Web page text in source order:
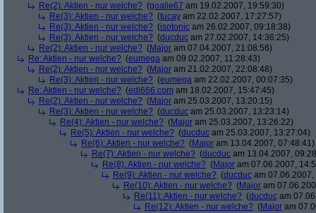
Re(2): Aktien - nur welche? (goalie67 am 19.02.2007, 19:59:30)
Re(3): Aktien - nur welche? (tucay am 22.02.2007, 17:27:57)
Re(3): Aktien - nur welche? (isotonic am 26.02.2007, 09:18:38)
Re(3): Aktien - nur welche? (ducduc am 27.02.2007, 14:36:25)
Re(2): Aktien - nur welche? (Major am 07.04.2007, 21:08:56)
Re: Aktien - nur welche? (eumega am 09.02.2007, 11:28:43)
Re(2): Aktien - nur welche? (Major am 21.02.2007, 22:08:48)
Re(3): Aktien - nur welche? (eumega am 22.02.2007, 00:07:35)
Re: Aktien - nur welche? (edi666.com am 18.02.2007, 15:47:45)
Re(2): Aktien - nur welche? (Major am 25.03.2007, 13:20:15)
Re(3): Aktien - nur welche? (ducduc am 25.03.2007, 13:23:14)
Re(4): Aktien - nur welche? (Major am 25.03.2007, 13:26:22)
Re(5): Aktien - nur welche? (ducduc am 25.03.2007, 13:27:04)
Re(6): Aktien - nur welche? (Major am 13.04.2007, 07:48:41)
Re(7): Aktien - nur welche? (ducduc am 13.04.2007,
Re(8): Aktien - nur welche? (Major am 07.06.2007,
Re(9): Aktien - nur welche? (ducduc am
Re(10): Aktien - nur welche? (Major am
Re(11): Aktien - nur welche? (ducduc am
Re(12): Aktien - nur welche? (Major am